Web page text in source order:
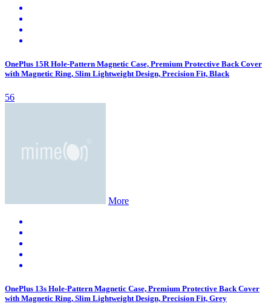
OnePlus 15R Hole-Pattern Magnetic Case, Premium Protective Back Cover
with Magnetic Ring, Slim Lightweight Design, Precision Fit, Black
56
More
OnePlus 13s Hole-Pattern Magnetic Case, Premium Protective Back Cover
with Magnetic Ring, Slim Lightweight Design, Precision Fit, Grey